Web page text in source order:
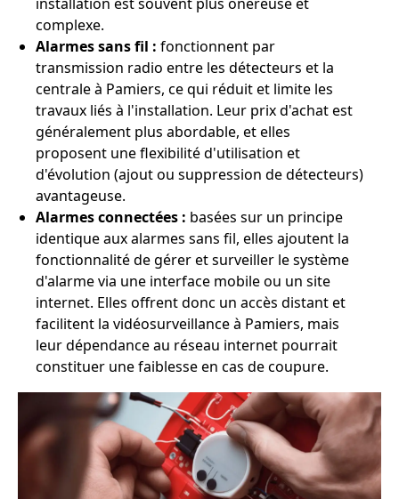
complexe.
Alarmes sans fil : fonctionnent par
transmission radio entre les détecteurs et la
centrale à Pamiers, ce qui réduit et limite les
travaux liés à l'installation. Leur prix d'achat est
généralement plus abordable, et elles
proposent une flexibilité d'utilisation et
d'évolution (ajout ou suppression de détecteurs)
avantageuse.
Alarmes connectées : basées sur un principe
identique aux alarmes sans fil, elles ajoutent la
fonctionnalité de gérer et surveiller le système
d'alarme via une interface mobile ou un site
internet. Elles offrent donc un accès distant et
facilitent la vidéosurveillance à Pamiers, mais
leur dépendance au réseau internet pourrait
constituer une faiblesse en cas de coupure.